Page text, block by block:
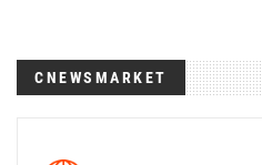
CNEWSMARKET